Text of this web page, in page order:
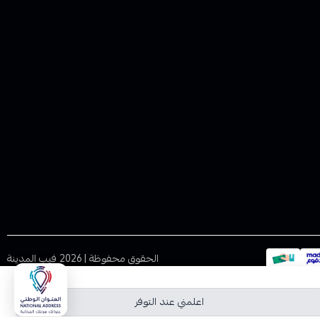
اعلمني عند التوفر
الحقوق محفوظة | 2026 فيب المدينة